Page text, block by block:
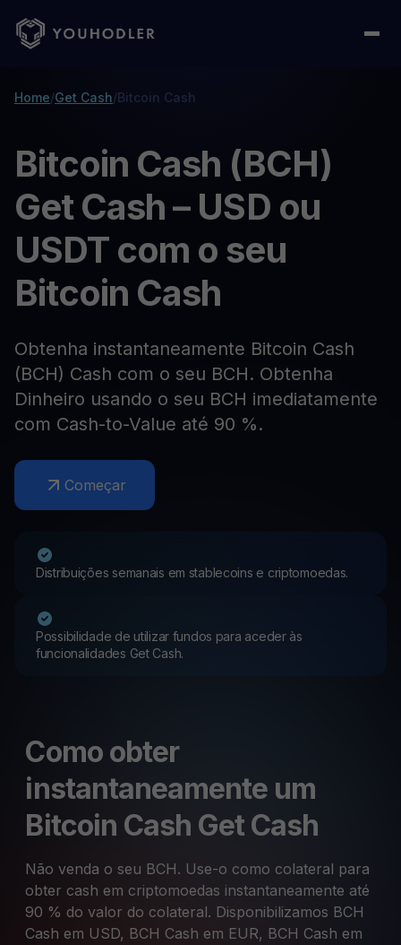
Home/Get Cash/Bitcoin Cash
Bitcoin Cash (BCH)
Get Cash – USD ou
USDT com o seu
Bitcoin Cash
Obtenha instantaneamente Bitcoin Cash
(BCH) Cash com o seu BCH. Obtenha
Dinheiro usando o seu BCH imediatamente
com Cash-to-Value até 90 %.
Começar
Distribuições semanais em stablecoins e criptomoedas.
Possibilidade de utilizar fundos para aceder às
funcionalidades Get Cash.
Como obter
instantaneamente um
Bitcoin Cash Get Cash
Não venda o seu BCH. Use-o como colateral para
obter cash em criptomoedas instantaneamente até
90 % do valor do colateral. Disponibilizamos BCH
Cash em USD, BCH Cash em EUR, BCH Cash em